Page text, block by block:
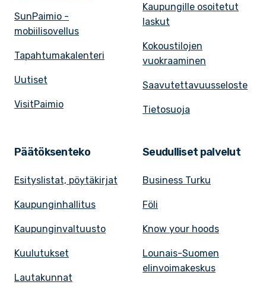
SunPaimio -
mobiilisovellus
Tapahtumakalenteri
Uutiset
VisitPaimio
Kaupungille osoitetut
laskut
Kokoustilojen
vuokraaminen
Saavutettavuusseloste
Tietosuoja
Päätöksenteko
Esityslistat, pöytäkirjat
Kaupunginhallitus
Kaupunginvaltuusto
Kuulutukset
Lautakunnat
Seudulliset palvelut
Business Turku
Föli
Know your hoods
Lounais-Suomen
elinvoimakeskus